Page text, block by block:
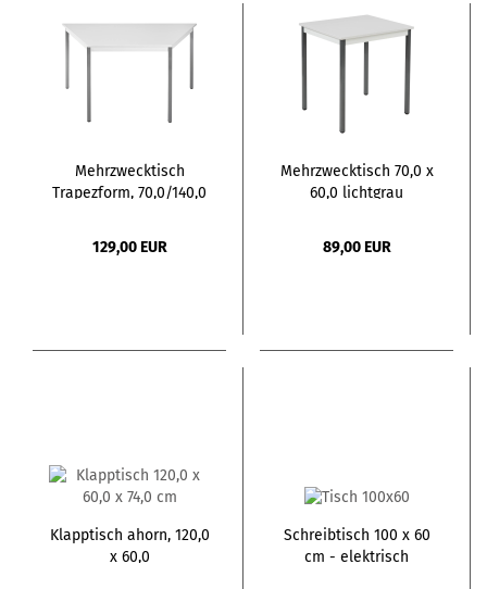
Mehrzwecktisch
Trapezform, 70,0/140,0
129,00 EUR
Mehrzwecktisch 70,0 x
60,0 lichtgrau
89,00 EUR
Klapptisch ahorn, 120,0
x 60,0
Schreibtisch 100 x 60
cm - elektrisch